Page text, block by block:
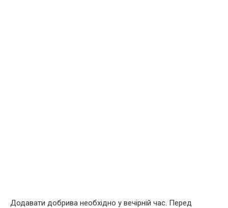
Додавати добрива необхідно у вечірній час. Перед